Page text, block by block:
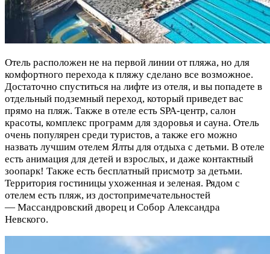
Отель расположен не на первой линии от пляжа, но для
комфортного перехода к пляжу сделано все возможное.
Достаточно спуститься на лифте из отеля, и вы попадете в
отдельный подземный переход, который приведет вас
прямо на пляж. Также в отеле есть SPA-центр, салон
красоты, комплекс программ для здоровья и сауна. Отель
очень популярен среди туристов, а также его можно
назвать лучшим отелем Ялты для отдыха с детьми. В отеле
есть анимация для детей и взрослых, и даже контактный
зоопарк! Также есть бесплатный присмотр за детьми.
Территория гостиницы ухоженная и зеленая. Рядом с
отелем есть пляж, из достопримечательностей
— Массандровский дворец и Собор Александра
Невского.